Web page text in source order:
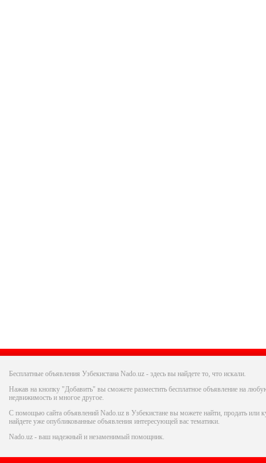
Бесплатные объявления Узбекистана Nado.uz - здесь вы найдете то, что искали.
Нажав на кнопку "Добавить" вы сможете разместить бесплатное объявление на
недвижимость и многое другое.
С помощью сайта объявлений Nado.uz в Узбекистане вы можете найти, продать или
найдете уже опубликованные объявления интересующей вас тематики.
Nado.uz - ваш надежный и незаменимый помощник.